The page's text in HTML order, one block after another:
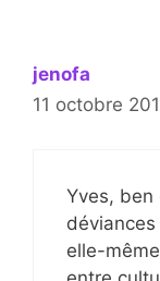
jenofa
11 octobre
Yves, ben
déviances
elle-